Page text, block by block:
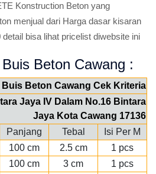
Konstruction Beton yang
menjual dari Harga dasar kisaran
bisa lihat pricelist diwebsite ini
Beton Cawang :
Beton Cawang Cek Kriteria
Jaya IV Dalam No.16 Bintara
Jaya Kota Cawang 17136
Panjang Tebal
Isi Per M
100 cm 2.5 cm
1 pcs
100 cm 3 cm
1 pcs